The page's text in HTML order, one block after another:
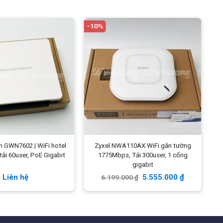
Chế độ vận hành: Aruba
Remote.
Đế gắn trần
GWN7602 | WiFi hotel
60user, PoE Gigabit
Liên hệ
-10%
Zyxel NWA110AX WiFi gắn tường
1775Mbps, Tải 300user, 1 cổng
gigabit
6.199.000₫ 5.555.000₫